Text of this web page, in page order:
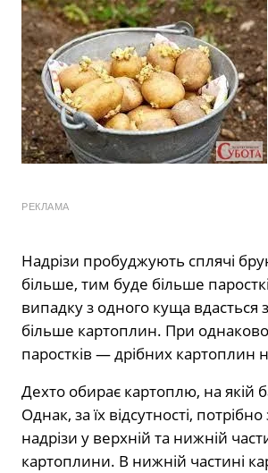
РЕКЛАМА
Надрізи пробуджують сплячі
більше, тим буде більше
випадку з одного куща вдасться
більше картоплин. При
паростків — дрібних картоплин
Дехто обирає картоплю, на якій
Однак, за їх відсутності,
надрізи у верхній та нижній
картоплини. В нижній частині